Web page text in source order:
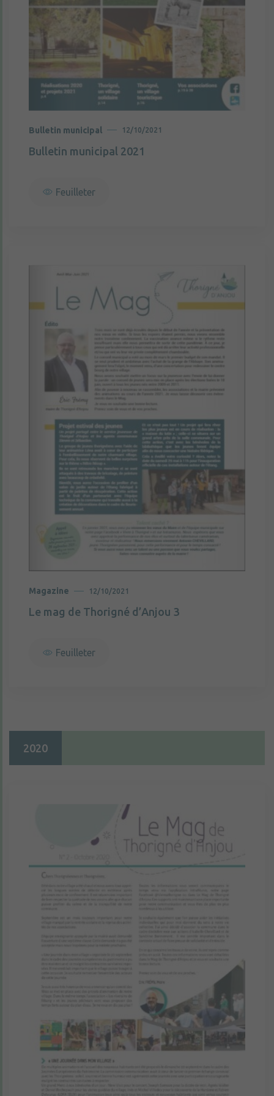
Bulletin municipal 12/10/2021
Bulletin municipal 2021
Feuilleter
Magazine 12/10/2021
Le mag de Thorigné d’Anjou 3
Feuilleter
2020